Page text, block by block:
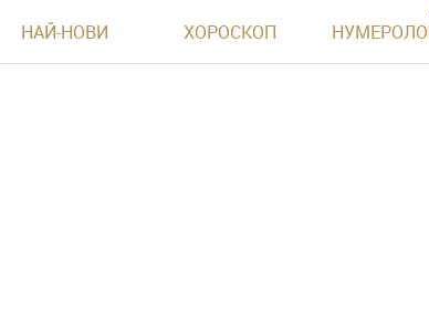
НАЙ-НОВИ ХОРОСКОП